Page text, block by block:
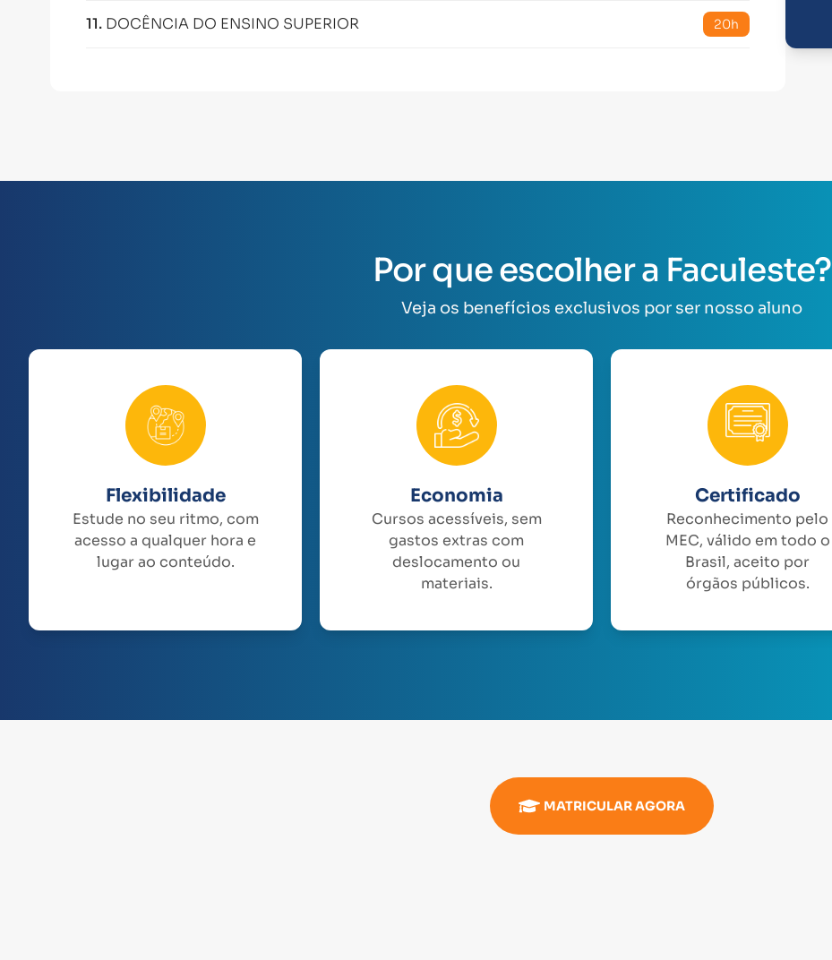
11. DOCÊNCIA DO ENSINO SUPERIOR 20h
Por que escolher a Faculeste?
Veja os benefícios exclusivos por ser nosso aluno
Flexibilidade
Estude no seu ritmo, com
acesso a qualquer hora e
lugar ao conteúdo.
Economia
Cursos acessíveis, sem
gastos extras com
deslocamento ou
materiais.
Certificado
Reconhecimento pelo
MEC, válido em todo o
Brasil, aceito por
órgãos públicos.
MATRICULAR AGORA